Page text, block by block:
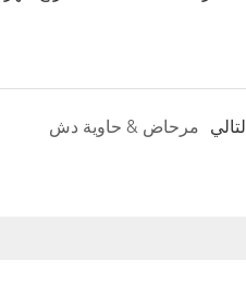
مرحاض & حاوية دش التالي